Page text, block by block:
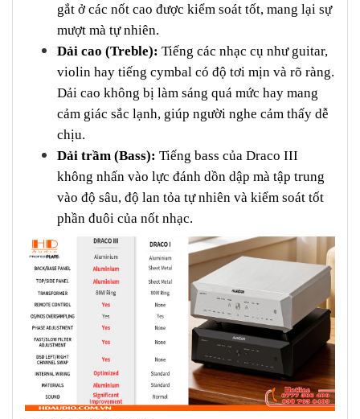
gắt ở các nốt cao được kiểm soát tốt, mang lại sự
mượt mà tự nhiên.
Dải cao (Treble): Tiếng các nhạc cụ như guitar,
violin hay tiếng cymbal có độ tơi mịn và rõ ràng.
Dải cao không bị làm sáng quá mức hay mang
cảm giác sắc lạnh, giúp người nghe cảm thấy dễ
chịu.
Dải trầm (Bass): Tiếng bass của Draco III
không nhấn vào lực đánh dồn dập mà tập trung
vào độ sâu, độ lan tỏa tự nhiên và kiểm soát tốt
phần đuôi của nốt nhạc.